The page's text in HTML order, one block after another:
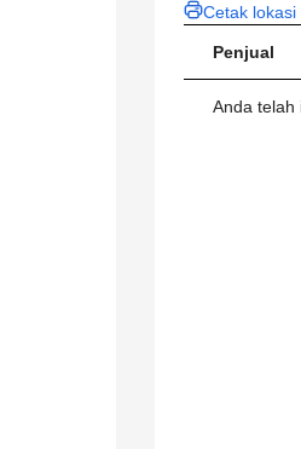
Cetak
Penjual
Anda telah